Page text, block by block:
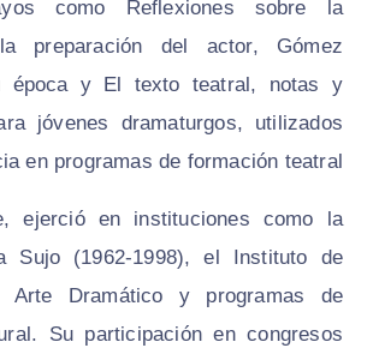
como
Reflexiones sobre la
preparación del actor, Gómez
épocay
El texto teatral, notas y
jóvenes dramaturgos, utilizados
en programas de formación teatral.
ejerció en instituciones como la
Sujo (1962‑1998), el Instituto de
Arte Dramático y programas de
Su participación en congresos